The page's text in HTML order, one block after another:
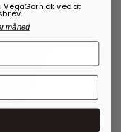
ved at
måned